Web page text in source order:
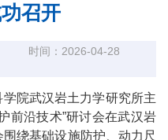
召开
时间：2026-04-28
院武汉岩土力学研究所主
前沿技术”研讨会在武汉岩
绕基础设施防护、动力尺